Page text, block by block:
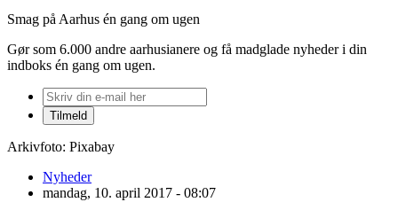
Smag på Aarhus én gang om ugen
Gør som 6.000 andre aarhusianere og få madglade nyheder i din
indboks én gang om ugen.
Arkivfoto: Pixabay
Nyheder
mandag, 10. april 2017 - 08:07